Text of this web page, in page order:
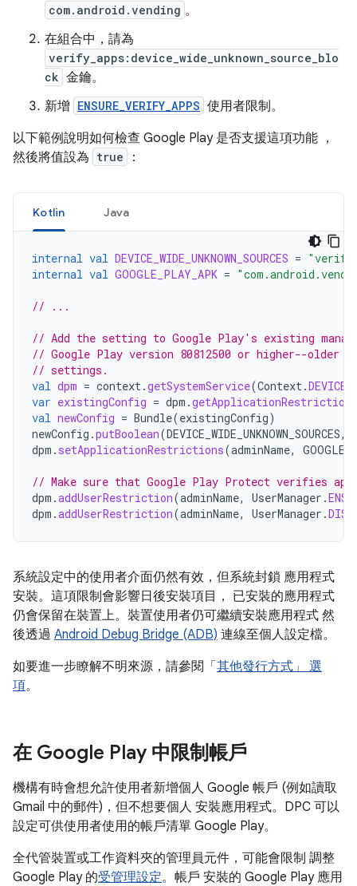
com.android.vending 。
在組合中，請為
verify_apps:device_wide_unknown_source_blo
ck 金鑰。
新增 ENSURE_VERIFY_APPS 使用者限制。
以下範例說明如何檢查 Google Play 是否支援這項功能 ，
然後將值設為 true ：
Kotlin Java
internal val DEVICE_WIDE_UNKNOWN_SOURCES =
internal val GOOGLE_PLAY_APK =
// ...
// Add the setting to Google Play's existing
// Google Play version 80812500 or higher--older
// settings.
val dpm = context.getSystemService(Context.
var existingConfig = dpm .getApplicationRestrictions
val newConfig = Bundle(existingConfig)
newConfig .putBoolean(DEVICE_WIDE_UNKNOWN_SOURCES,
dpm . setApplicationRestrictions(adminName,
// Make sure that Google Play Protect verifies
dpm .addUserRestriction(adminName, UserManager .
dpm .addUserRestriction(adminName, UserManager .
系統設定中的使用者介面仍然有效，但系統封鎖 應用程式
安裝。這項限制會影響日後安裝項目， 已安裝的應用程式
仍會保留在裝置上。裝置使用者仍可繼續安裝應用程式 然
後透過 Android Debug Bridge (ADB) 連線至個人設定檔。
如要進一步瞭解不明來源，請參閱「 其他發行方式」 選
項。
在 Google Play 中限制帳戶
機構有時會想允許使用者新增個人 Google 帳戶 (例如讀取
Gmail 中的郵件)，但不想要個人 安裝應用程式。DPC 可以
設定可供使用者使用的帳戶清單 Google Play。
全代管裝置或工作資料夾的管理員元件，可能會限制 調整
Google Play 的受管理設定。帳戶 安裝的 Google Play 應用